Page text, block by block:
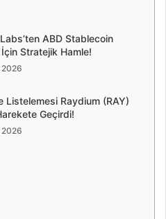
ABD Stablecoin
İçin Stratejik Hamle!
2026
Listelemesi Raydium (RAY)
Geçirdi!
2026